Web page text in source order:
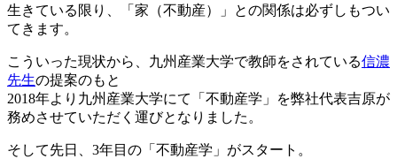
生きている限り、「家（不動産）」との関係は必ずしもつい
てきます。
こういった現状から、九州産業大学で教師をされている信濃
先生の提案のもと
2018年より九州産業大学にて「不動産学」を弊社代表吉原が
務めさせていただく運びとなりました。
そして先日、3年目の「不動産学」がスタート。